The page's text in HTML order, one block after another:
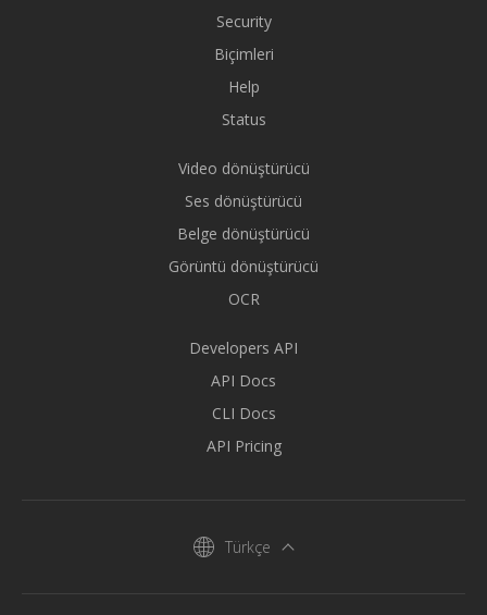
Security
Biçimleri
Help
Status
Video dönüştürücü
Ses dönüştürücü
Belge dönüştürücü
Görüntü dönüştürücü
OCR
Developers API
API Docs
CLI Docs
API Pricing
Türkçe